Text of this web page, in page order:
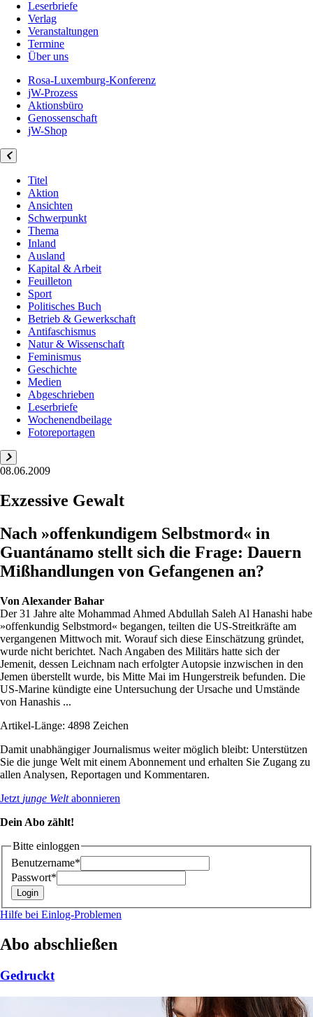
Leserbriefe
Verlag
Veranstaltungen
Termine
Über uns
Rosa-Luxemburg-Konferenz
jW-Prozess
Aktionsbüro
Genossenschaft
jW-Shop
Titel
Aktion
Ansichten
Schwerpunkt
Thema
Inland
Ausland
Kapital & Arbeit
Feuilleton
Sport
Politisches Buch
Betrieb & Gewerkschaft
Antifaschismus
Natur & Wissenschaft
Feminismus
Geschichte
Medien
Abgeschrieben
Leserbriefe
Wochenendbeilage
Fotoreportagen
08.06.2009
Exzessive Gewalt
Nach »offenkundigem Selbstmord« in
Guantánamo stellt sich die ­Frage: Dauern
Mißhandlungen von Gefangenen an?
Von Alexander Bahar
Der 31 Jahre alte Mohammad Ahmed Abdullah Saleh Al Hanashi habe
»offenkundig Selbstmord« begangen, teilten die US-Streitkräfte am
vergangenen Mittwoch mit. Worauf sich diese Einschätzung gründet,
wurde nicht berichtet. Nach Angaben des Militärs hatte sich der
Jemenit, dessen Leichnam nach erfolgter Autopsie inzwischen in den
Jemen überstellt wurde, bis Mitte Mai im Hungerstreik befunden. Die
US-Marine kündigte eine Untersuchung der Ursache und Umstände
von Hanashis ...
Artikel-Länge: 4898 Zeichen
Damit unabhängiger Journalismus weiter möglich bleibt: Unterstützen
Sie die junge Welt mit einem Abonnement und erhalten Sie Zugang zu
allen Analysen, Reportagen und Kommentaren.
Jetzt junge Weltabonnieren
Dein Abo zählt!
Bitte einloggen
Benutzername*
Passwort*
Hilfe bei Einlog-Problemen
Abo abschließen
Gedruckt